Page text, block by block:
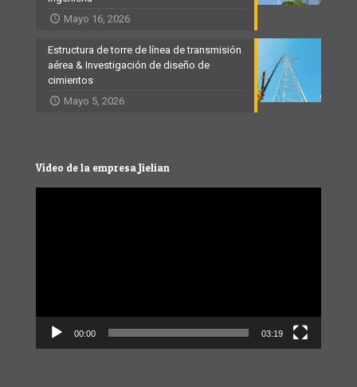
Mayo 16, 2026
Estructura de torre de línea de transmisión
aérea & Investigación de diseño de
cimientos
Mayo 5, 2026
Vídeo de la empresa Jielian
00:00 03:19